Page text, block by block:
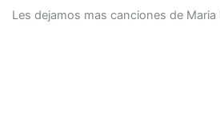
Les dejamos mas canciones de Maria